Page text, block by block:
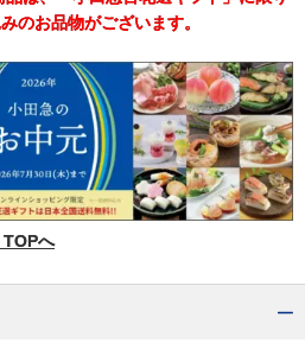
のお品物がございます。
へ